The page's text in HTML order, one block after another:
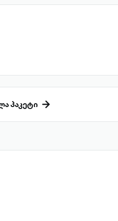
პაკეტი